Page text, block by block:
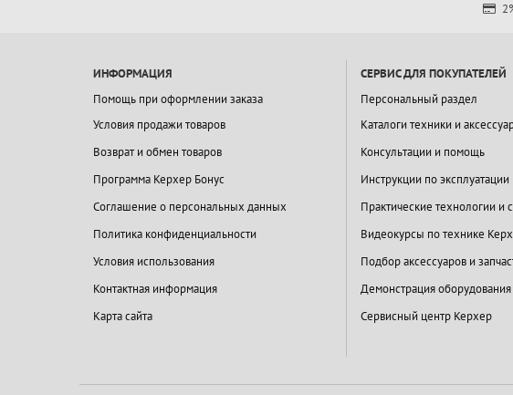
ИНФОРМАЦИЯ
Помощь при оформлении заказа
Условия продажи товаров
Возврат и обмен товаров
Программа Керхер Бонус
Соглашение о персональных данных
Политика конфиденциальности
Условия использования
Контактная информация
Карта сайта
СЕРВИС ДЛЯ ПОКУПАТЕЛЕЙ
Персональный раздел
Каталоги техники и
Консультации и помощь
Инструкции по эксплуатации
Практические технологии и
Видеокурсы по технике
Подбор аксессуаров и
Демонстрация оборудования
Сервисный центр Керхер